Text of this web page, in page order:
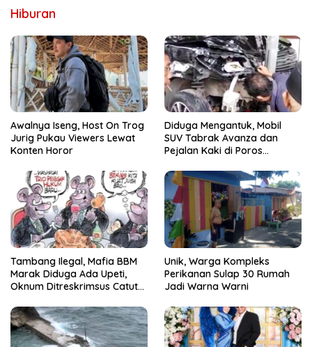
Hiburan
Awalnya Iseng, Host On Trog
Jurig Pukau Viewers Lewat
Konten Horor
Diduga Mengantuk, Mobil
SUV Tabrak Avanza dan
Pejalan Kaki di Poros
Tambang Ilegal, Mafia BBM
Marak Diduga Ada Upeti,
Oknum Ditreskrimsus Catut
Unik, Warga Kompleks
Perikanan Sulap 30 Rumah
Jadi Warna Warni